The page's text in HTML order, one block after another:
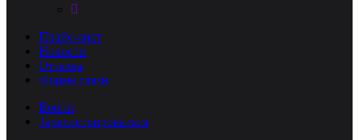
Прайс-лист
Новости
Отзывы
Форма связи
Войти
Зарегистрироваться